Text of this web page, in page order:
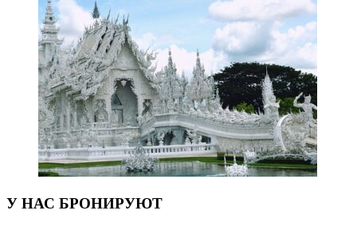
У НАС БРОНИРУЮТ